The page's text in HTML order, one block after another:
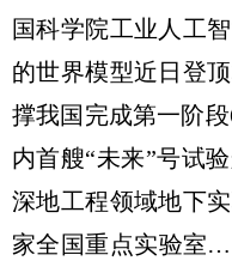
国科学院工业人工
的世界模型近日登
撑我国完成第一阶
内首艘“未来”号试
深地工程领域地下
家全国重点实验室